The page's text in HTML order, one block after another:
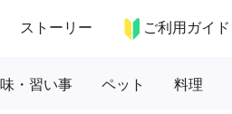
ストーリー ご利用ガイド
・習い事 ペット 料理